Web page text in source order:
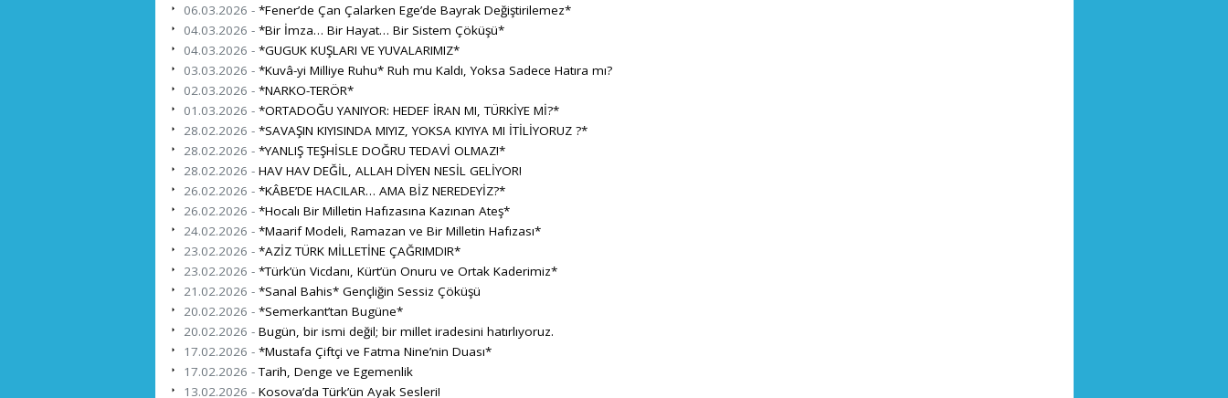
06.03.2026 - *Fener’de Çan Çalarken Ege’de Bayrak Değiştirilemez*
04.03.2026 - *Bir İmza… Bir Hayat… Bir Sistem Çöküşü*
04.03.2026 - *GUGUK KUŞLARI VE YUVALARIMIZ*
03.03.2026 - *Kuvâ-yi Milliye Ruhu* Ruh mu Kaldı, Yoksa Sadece Hatıra mı?
02.03.2026 - *NARKO-TERÖR*
01.03.2026 - *ORTADOĞU YANIYOR: HEDEF İRAN MI, TÜRKİYE Mİ?*
28.02.2026 - *SAVAŞIN KIYISINDA MIYIZ, YOKSA KIYIYA MI İTİLİYORUZ ?*
28.02.2026 - *YANLIŞ TEŞHİSLE DOĞRU TEDAVİ OLMAZ!*
28.02.2026 - HAV HAV DEĞİL, ALLAH DİYEN NESİL GELİYOR!
26.02.2026 - *KÂBE’DE HACILAR… AMA BİZ NEREDEYİZ?*
26.02.2026 - *Hocalı Bir Milletin Hafızasına Kazınan Ateş*
24.02.2026 - *Maarif Modeli, Ramazan ve Bir Milletin Hafızası*
23.02.2026 - *AZİZ TÜRK MİLLETİNE ÇAĞRIMDIR*
23.02.2026 - *Türk’ün Vicdanı, Kürt’ün Onuru ve Ortak Kaderimiz*
21.02.2026 - *Sanal Bahis* Gençliğin Sessiz Çöküşü
20.02.2026 - *Semerkant’tan Bugüne*
20.02.2026 - Bugün, bir ismi değil; bir millet iradesini hatırlıyoruz.
17.02.2026 - *Mustafa Çiftçi ve Fatma Nine’nin Duası*
17.02.2026 -Tarih, Denge ve Egemenlik
13.02.2026 - Kosova’da Türk’ün Ayak Sesleri!